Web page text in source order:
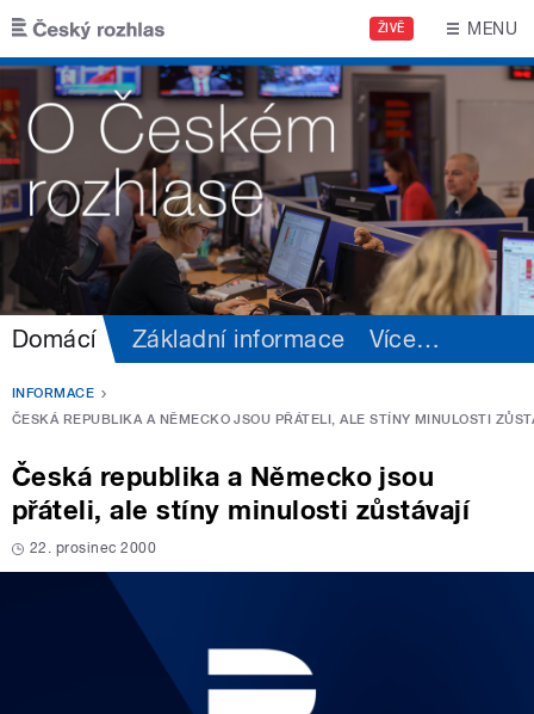
Přejít k hlavnímu obsahu
ŽIVĚ MENU
Domácí Základní informace Více…
INFORMACE
ČESKÁ REPUBLIKA A NĚMECKO JSOU PŘÁTELI, ALE STÍNY MINULOSTI
Česká republika a Německo jsou
přáteli, ale stíny minulosti zůstávají
22. prosinec 2000